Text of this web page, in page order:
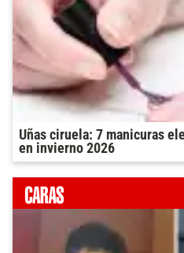
Uñas ciruela: 7 manicuras
en invierno 2026